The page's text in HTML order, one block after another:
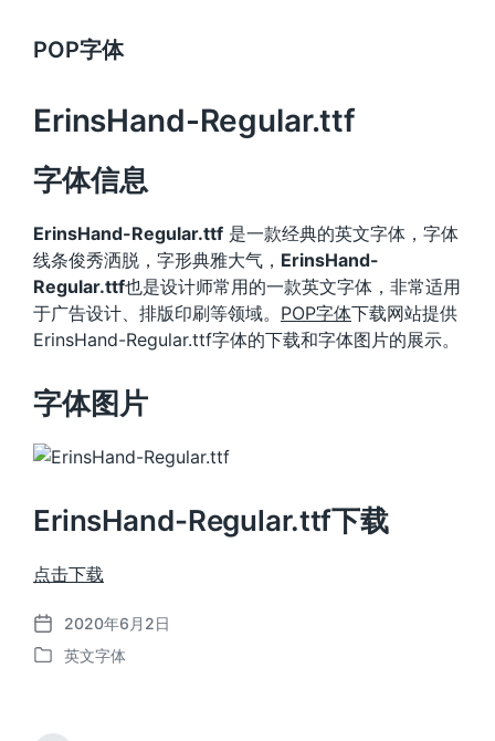
POP字体
ErinsHand-Regular.ttf
字体信息
ErinsHand-Regular.ttf 是一款经典的英文字体，字体
线条俊秀洒脱，字形典雅大气， ErinsHand-
Regular.ttf也是设计师常用的一款英文字体，非常适用
于广告设计、排版印刷等领域。 POP字体下载网站提供
ErinsHand-Regular.ttf字体的下载和字体图片的展示。
字体图片
ErinsHand-Regular.ttf下载
点击下载
发
布
2020年6月2日
发
英文字体